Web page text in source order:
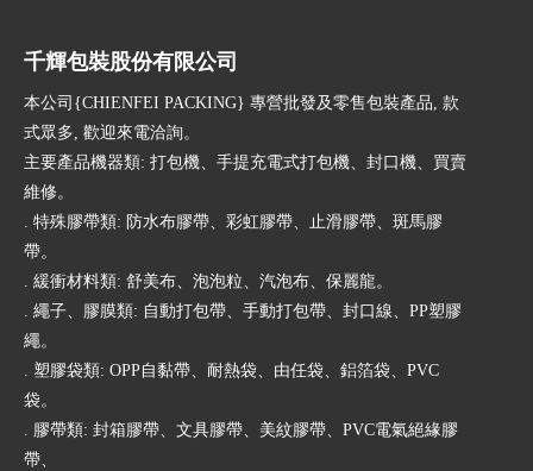
千輝包裝股份有限公司
本公司{CHIENFEI PACKING} 專營批發及零售包裝產品, 款
式眾多, 歡迎來電洽詢。
主要產品機器類: 打包機、手提充電式打包機、封口機、買賣
維修。
. 特殊膠帶類: 防水布膠帶、彩虹膠帶、止滑膠帶、斑馬膠
帶。
. 緩衝材料類: 舒美布、泡泡粒、汽泡布、保麗龍。
. 繩子、膠膜類: 自動打包帶、手動打包帶、封口線、PP塑膠
繩。
. 塑膠袋類: OPP自黏帶、耐熱袋、由任袋、鋁箔袋、PVC
袋。
. 膠帶類: 封箱膠帶、文具膠帶、美紋膠帶、PVC電氣絕緣膠
帶、